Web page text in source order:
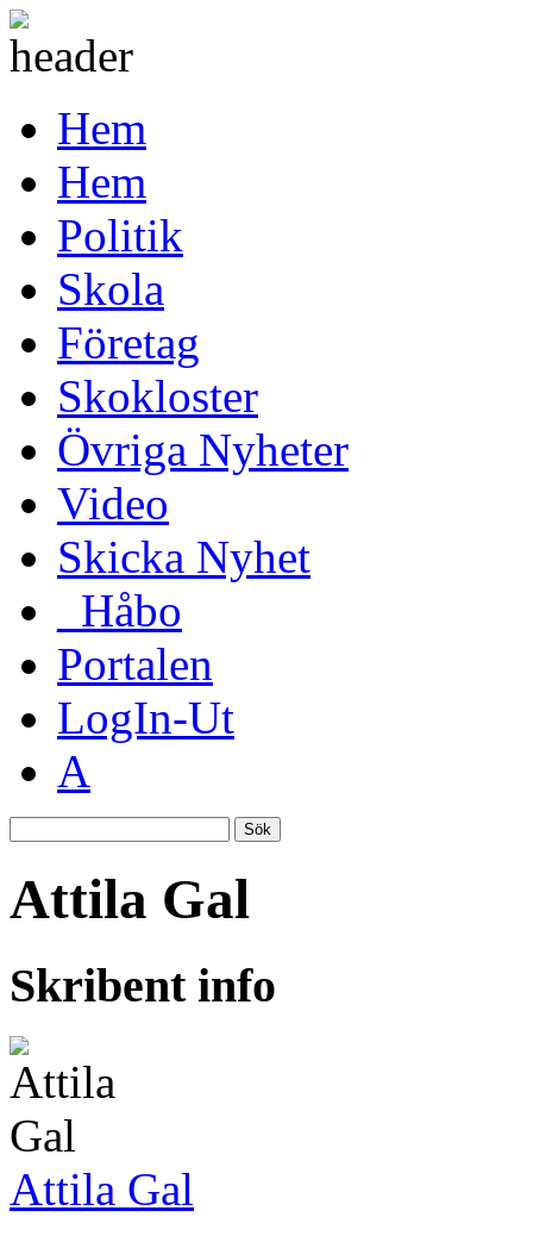
Hem
Hem
Politik
Skola
Företag
Skokloster
Övriga Nyheter
Video
Skicka Nyhet
_Håbo
Portalen
LogIn-Ut
A
Sök
Attila Gal
Skribent info
Attila Gal